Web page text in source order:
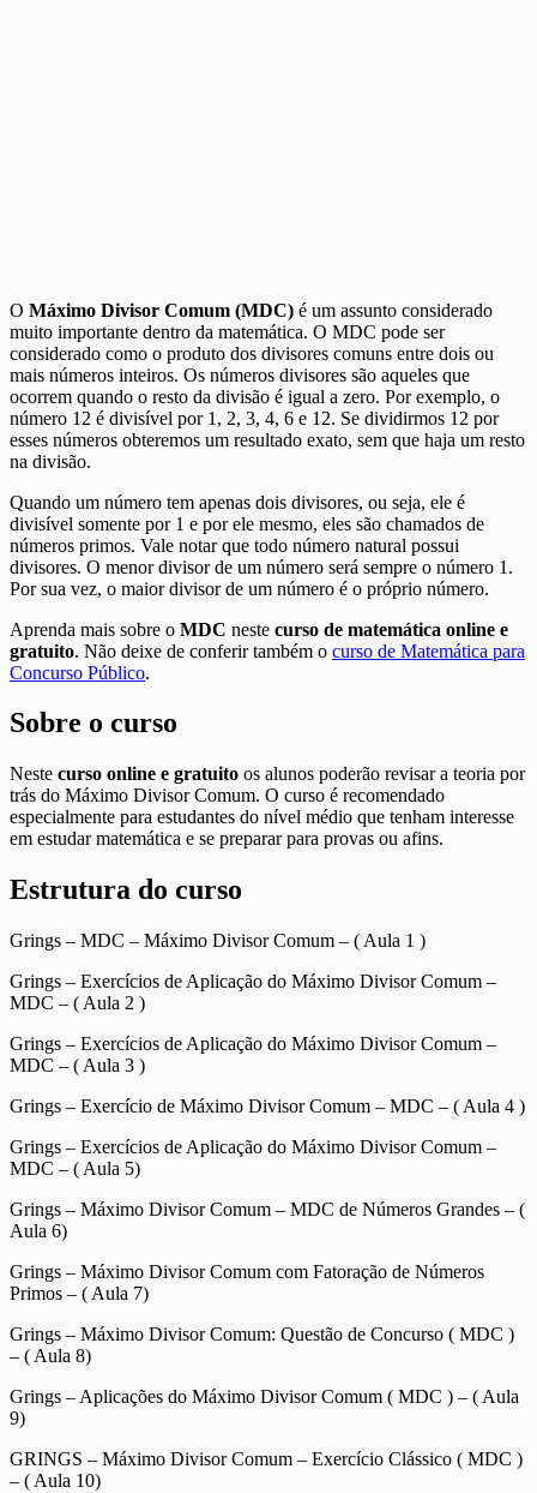
O Máximo Divisor Comum (MDC) é um assunto considerado
muito importante dentro da matemática. O MDC pode ser
considerado como o produto dos divisores comuns entre dois ou
mais números inteiros. Os números divisores são aqueles que
ocorrem quando o resto da divisão é igual a zero. Por exemplo, o
número 12 é divisível por 1, 2, 3, 4, 6 e 12. Se dividirmos 12 por
esses números obteremos um resultado exato, sem que haja um resto
na divisão.
Quando um número tem apenas dois divisores, ou seja, ele é
divisível somente por 1 e por ele mesmo, eles são chamados de
números primos. Vale notar que todo número natural possui
divisores. O menor divisor de um número será sempre o número 1.
Por sua vez, o maior divisor de um número é o próprio número.
Aprenda mais sobre o MDC neste curso de matemática online e
gratuito. Não deixe de conferir também o curso de Matemática para
Concurso Público.
Sobre o curso
Neste curso online e gratuito os alunos poderão revisar a teoria por
trás do Máximo Divisor Comum. O curso é recomendado
especialmente para estudantes do nível médio que tenham interesse
em estudar matemática e se preparar para provas ou afins.
Estrutura do curso
Grings – MDC – Máximo Divisor Comum – ( Aula 1 )
Grings – Exercícios de Aplicação do Máximo Divisor Comum –
MDC – ( Aula 2 )
Grings – Exercícios de Aplicação do Máximo Divisor Comum –
MDC – ( Aula 3 )
Grings – Exercício de Máximo Divisor Comum – MDC – ( Aula 4 )
Grings – Exercícios de Aplicação do Máximo Divisor Comum –
MDC – ( Aula 5)
Grings – Máximo Divisor Comum – MDC de Números Grandes – (
Aula 6)
Grings – Máximo Divisor Comum com Fatoração de Números
Primos – ( Aula 7)
Grings – Máximo Divisor Comum: Questão de Concurso ( MDC )
– ( Aula 8)
Grings – Aplicações do Máximo Divisor Comum ( MDC ) – ( Aula
9)
GRINGS – Máximo Divisor Comum – Exercício Clássico ( MDC )
– ( Aula 10)